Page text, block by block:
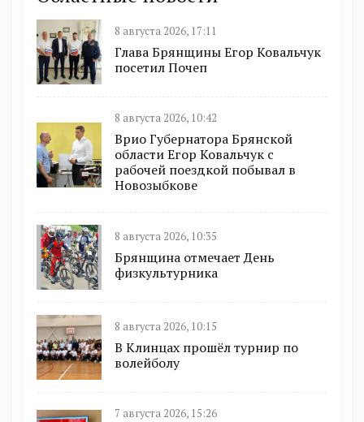
8 августа 2026, 17:11
Глава Брянщины Егор Ковальчук
посетил Почеп
8 августа 2026, 10:42
Врио Губернатора Брянской
области Егор Ковальчук с
рабочей поездкой побывал в
Новозыбкове
8 августа 2026, 10:35
Брянщина отмечает День
физкультурника
8 августа 2026, 10:15
В Клинцах прошёл турнир по
волейболу
7 августа 2026, 15:26